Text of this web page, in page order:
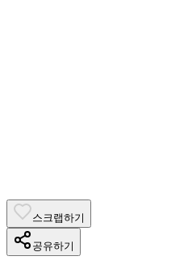
스크랩하기
공유하기